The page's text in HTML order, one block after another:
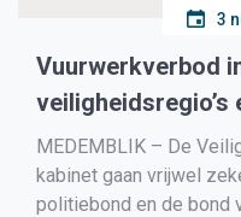
3
Vuurwerkverbod
veiligheidsregio’s
MEDEMBLIK – De
kabinet gaan vrijwel
politiebond en de bond